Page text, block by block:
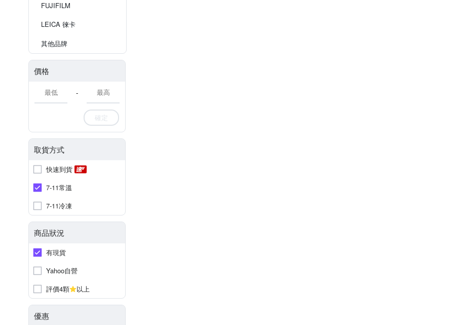
FUJIFILM
LEICA 徠卡
其他品牌
價格
-
確定
取貨方式
快速到貨
7-11常溫
7-11冷凍
商品狀況
有現貨
Yahoo自營
評價4顆
以上
優惠